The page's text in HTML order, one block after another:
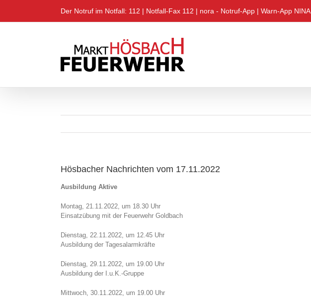
springen
Der Notruf im Notfall: 112 | Notfall-Fax 112 | nora - Notruf-App | Warn-App NINA
Hösbacher Nachrichten vom 17.11.2022
Ausbildung Aktive
Montag, 21.11.2022, um 18.30 Uhr
Einsatzübung mit der Feuerwehr Goldbach
Dienstag, 22.11.2022, um 12.45 Uhr
Ausbildung der Tagesalarmkräfte
Dienstag, 29.11.2022, um 19.00 Uhr
Ausbildung der I.u.K.-Gruppe
Mittwoch, 30.11.2022, um 19.00 Uhr